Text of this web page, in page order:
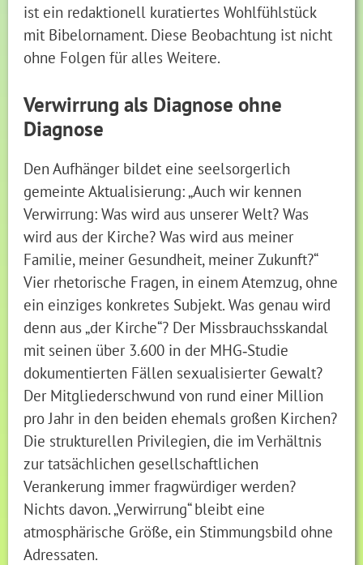
ist ein redaktionell kuratiertes Wohlfühlstück
mit Bibelornament. Diese Beobachtung ist nicht
ohne Folgen für alles Weitere.
Verwirrung als Diagnose ohne
Diagnose
Den Aufhänger bildet eine seelsorgerlich
gemeinte Aktualisierung: „Auch wir kennen
Verwirrung: Was wird aus unserer Welt? Was
wird aus der Kirche? Was wird aus meiner
Familie, meiner Gesundheit, meiner Zukunft?“
Vier rhetorische Fragen, in einem Atemzug, ohne
ein einziges konkretes Subjekt. Was genau wird
denn aus „der Kirche“? Der Missbrauchsskandal
mit seinen über 3.600 in der MHG‑Studie
dokumentierten Fällen sexualisierter Gewalt?
Der Mitgliederschwund von rund einer Million
pro Jahr in den beiden ehemals großen Kirchen?
Die strukturellen Privilegien, die im Verhältnis
zur tatsächlichen gesellschaftlichen
Verankerung immer fragwürdiger werden?
Nichts davon. „Verwirrung“ bleibt eine
atmosphärische Größe, ein Stimmungsbild ohne
Adressaten.